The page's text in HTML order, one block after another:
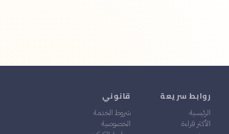
روابط سريعة
الرئيسية
الأكثر قراءة
قانوني
شروط الخدمة
الخصوصية